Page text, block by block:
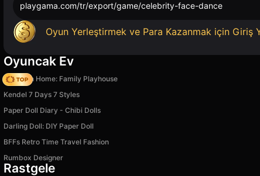
playgama.com/tr/export/game/celebrity-face-dance
Oyun Yerleştirmek ve Para Kazanmak için Giriş
Oyuncak Ev
My Town Home: Family Playhouse
Kendel 7 Days 7 Styles
Paper Doll Diary - Chibi Dolls
Darling Doll: DIY Paper Doll
BFFs Retro Time Travel Fashion
Rumbox Designer
Rastgele